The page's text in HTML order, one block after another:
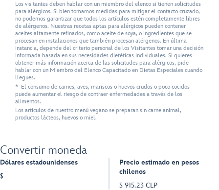
Los visitantes deben hablar con un miembro del elenco si tienen solicitudes
para alérgicos. Si bien tomamos medidas para mitigar el contacto cruzado,
no podemos garantizar que todos los artículos estén completamente libres
de alérgenos. Nuestras recetas aptas para alérgicos pueden contener
aceites altamente refinados, como aceite de soya, o ingredientes que se
procesan en instalaciones que también procesan alérgenos. En última
instancia, depende del criterio personal de los Visitantes tomar una decisión
informada basada en sus necesidades dietéticas individuales. Si quieres
obtener más información acerca de las solicitudes para alérgicos, pide
hablar con un Miembro del Elenco Capacitado en Dietas Especiales cuando
llegues.
* El consumo de carnes, aves, mariscos o huevos crudos o poco cocidos
puede aumentar el riesgo de contraer enfermedades a través de los
alimentos.
Los artículos de nuestro menú vegano se preparan sin carne animal,
productos lácteos, huevos o miel.
Convertir moneda
Dólares estadounidenses
$
Precio estimado en pesos
chilenos
$ 915.23 CLP